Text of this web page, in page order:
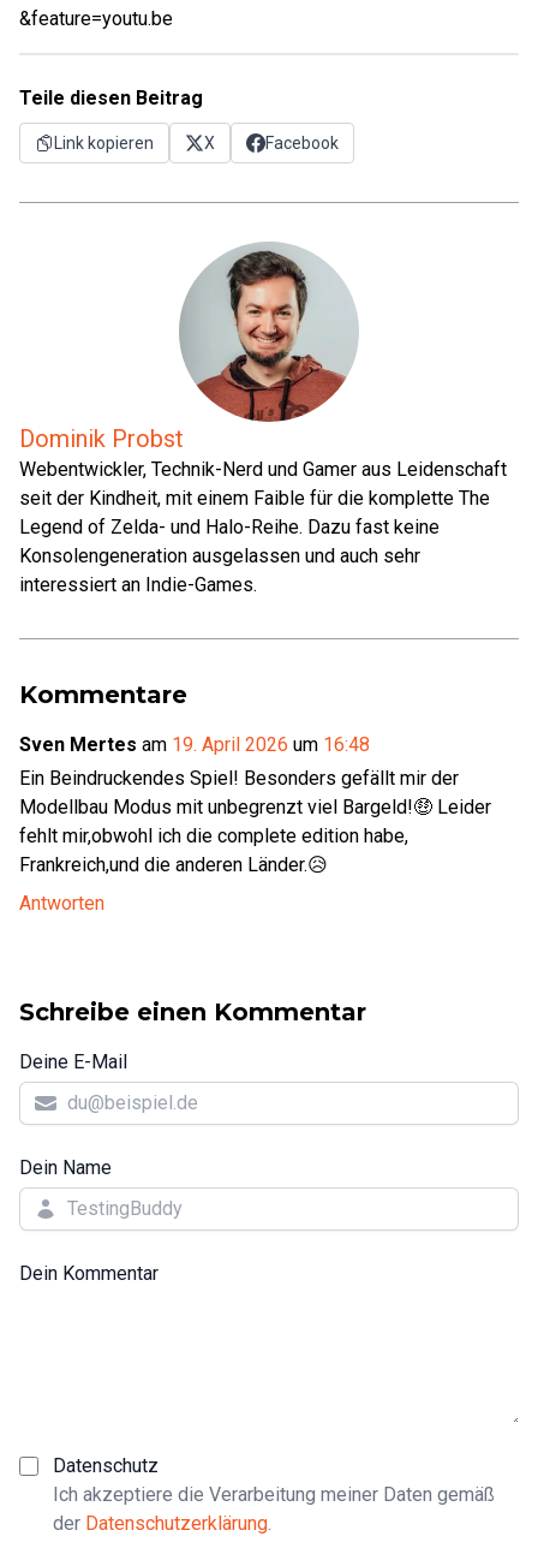
&feature=youtu.be
Teile diesen Beitrag
Link kopieren X Facebook
Dominik Probst
Webentwickler, Technik-Nerd und Gamer aus Leidenschaft
seit der Kindheit, mit einem Faible für die komplette The
Legend of Zelda- und Halo-Reihe. Dazu fast keine
Konsolengeneration ausgelassen und auch sehr
interessiert an Indie-Games.
Kommentare
Sven Mertes am 19. April 2026 um 16:48
Ein Beindruckendes Spiel! Besonders gefällt mir der
Modellbau Modus mit unbegrenzt viel Bargeld!🤑 Leider
fehlt mir,obwohl ich die complete edition habe,
Frankreich,und die anderen Länder.😥
Antworten
Schreibe einen Kommentar
Deine E-Mail
Dein Name
Dein Kommentar
Datenschutz
Ich akzeptiere die Verarbeitung meiner Daten gemäß
der Datenschutzerklärung.